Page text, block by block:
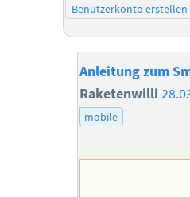
Benutzerkonto erstellen
Anleitung zum
Raketenwilli
mobile